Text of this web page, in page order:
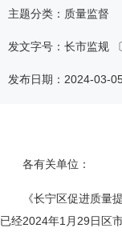
主题分类：质量监督
发文字号：长市监规
发布日期：2024-03-
各有关单位：
《长宁区促进质量
已经2024年1月29日区